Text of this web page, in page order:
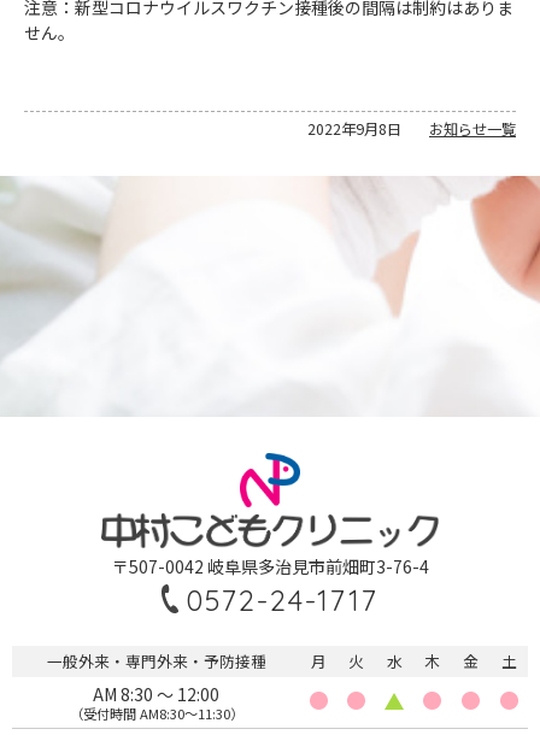
注意：新型コロナウイルスワクチン接種後の間隔は制約はありま
せん。
2022年9月8日 お知らせ一覧
〒507-0042 岐阜県多治見市前畑町3-76-4
0572-24-1717
一般外来・専門外来・予防接種 月 火 水 木 金 土
AM 8:30 〜 12:00
（受付時間 AM8:30〜11:30）